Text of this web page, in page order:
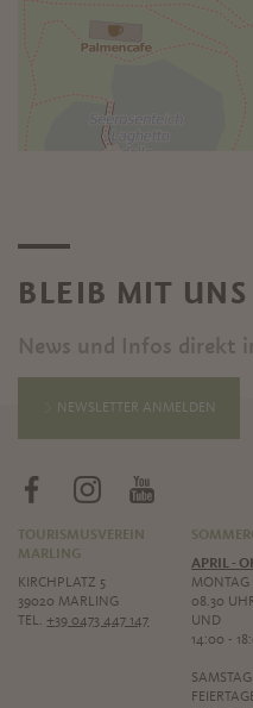
BLEIB MIT
News und Infos direkt
NEWSLETTER ANMELDEN
TOURISMUSVEREIN
MARLING
KIRCHPLATZ 5
39020 MARLING
TEL.+39 0473 447 147
APRIL -
MONTAG
08.30
UND
14:00 -